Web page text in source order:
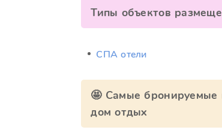
Типы объектов
СПА отели
🤩 Самые бронируемые
дом отдых